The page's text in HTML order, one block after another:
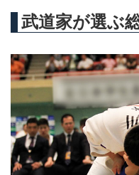
武道家が選ぶ